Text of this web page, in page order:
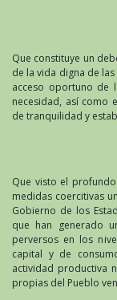
Que constituye un
de la vida digna de
acceso oportuno de
necesidad, así como
de tranquilidad y
Que visto el
medidas coercitivas
Gobierno de los
que han generado
perversos en los
capital y de
actividad productiva
propias del Pueblo